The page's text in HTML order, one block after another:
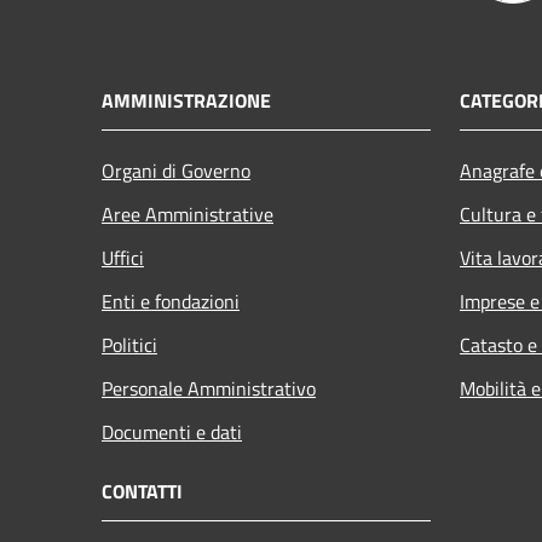
AMMINISTRAZIONE
Organi di Governo
Aree Amministrative
Uffici
Enti e fondazioni
Politici
Personale Amministrativo
Documenti e dati
Cultura
Vita
Imprese
Catasto
Mobilità
CONTATTI